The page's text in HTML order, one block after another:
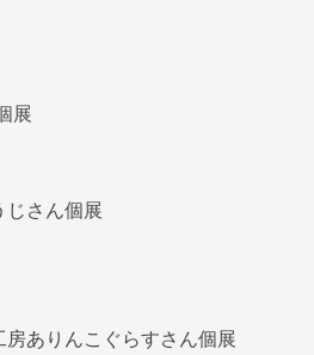
展
じさん個展
ありんこぐらすさん個展